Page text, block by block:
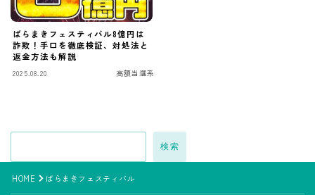
ばらまきフェスティバル8億円は
詐欺！手口を徹底検証、対処法と
返金方法も解説
2025.08.20 高額当選系
検索
HOME ばらまきフェスティバル